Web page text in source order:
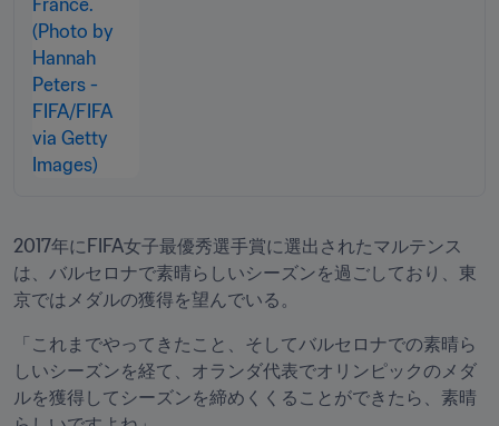
2017年にFIFA女子最優秀選手賞に選出されたマルテンス
は、バルセロナで素晴らしいシーズンを過ごしており、東
京ではメダルの獲得を望んでいる。
「これまでやってきたこと、そしてバルセロナでの素晴ら
しいシーズンを経て、オランダ代表でオリンピックのメダ
ルを獲得してシーズンを締めくくることができたら、素晴